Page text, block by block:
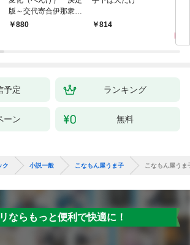
版～交代寄合伊那衆異
聞（1）～
880 814
予定 ランキング
ーン 無料
ク 小説一般 こなもん屋うま子 こなもん屋うま
ならもっと便利で快適に！